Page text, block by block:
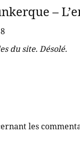
–
du site. Désolé.
les